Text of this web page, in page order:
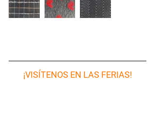
¡VISÍTENOS EN LAS FERIAS!